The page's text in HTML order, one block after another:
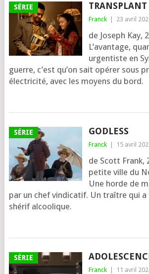
SÉRIE TRANSPLANT
Franck 23 avril
de Joseph Kay,
L’avantage,
urgen­tiste en
guerre, c’est qu’on sait opé­rer sous
élec­tri­ci­té, avec les moyens du bord.
SÉRIE GODLESS
Franck 15 avril
de Scott
petite ville du
Une horde de
par un chef vin­di­ca­tif. Un traître qui a
shé­rif alcoo­lique.
SÉRIE
Franck 11 avril